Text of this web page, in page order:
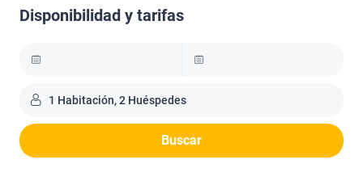
Disponibilidad y tarifas
1 Habitación, 2 Huéspedes
Buscar